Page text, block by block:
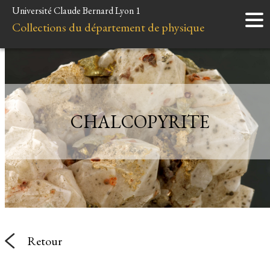
Accueil
Minéraux
Liens et ressources
Université Claude Bernard Lyon 1
Collections du département de physique
CHALCOPYRITE
Retour